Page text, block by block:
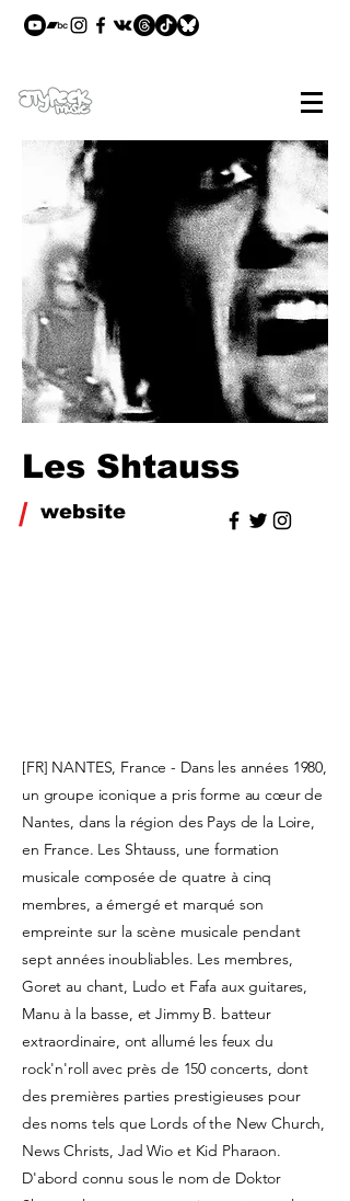
Les Shtauss
/ website
[FR] NANTES, France - Dans les années 1980,
un groupe iconique a pris forme au cœur de
Nantes, dans la région des Pays de la Loire,
en France. Les Shtauss, une formation
musicale composée de quatre à cinq
membres, a émergé et marqué son
empreinte sur la scène musicale pendant
sept années inoubliables. Les membres,
Goret au chant, Ludo et Fafa aux guitares,
Manu à la basse, et Jimmy B. batteur
extraordinaire, ont allumé les feux du
rock'n'roll avec près de 150 concerts, dont
des premières parties prestigieuses pour
des noms tels que Lords of the New Church,
News Christs, Jad Wio et Kid Pharaon.
D'abord connu sous le nom de Doktor